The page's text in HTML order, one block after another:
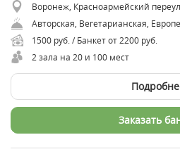
Воронеж, Красноармейский
1500 руб. / Банкет от 2200 руб.
2 зала на 20 и 100 мест
Заказать